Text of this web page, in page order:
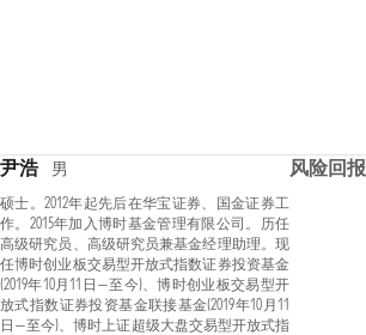
尹浩 男
硕士。2012年起先后在华宝证券、国金证券工
作。2015年加入博时基金管理有限公司。历任
高级研究员、高级研究员兼基金经理助理。现
任博时创业板交易型开放式指数证券投资基金
(2019年10月11日—至今)、博时创业板交易型开
放式指数证券投资基金联接基金(2019年10月11
日—至今)、博时上证超级大盘交易型开放式指
风险回报